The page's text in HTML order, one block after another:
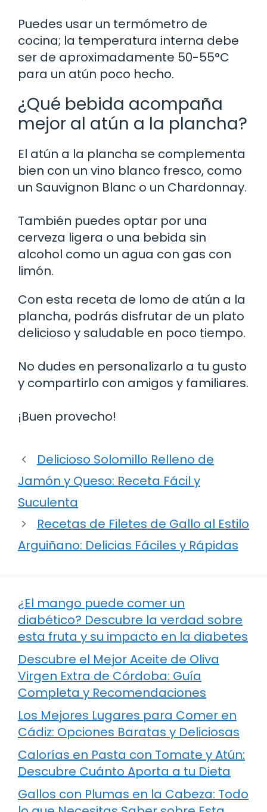
Puedes usar un termómetro de
cocina; la temperatura interna debe
ser de aproximadamente 50-55°C
para un atún poco hecho.
¿Qué bebida acompaña
mejor al atún a la plancha?
El atún a la plancha se complementa
bien con un vino blanco fresco, como
un Sauvignon Blanc o un Chardonnay.
También puedes optar por una
cerveza ligera o una bebida sin
alcohol como un agua con gas con
limón.
Con esta receta de lomo de atún a la
plancha, podrás disfrutar de un plato
delicioso y saludable en poco tiempo.
No dudes en personalizarlo a tu gusto
y compartirlo con amigos y familiares.
¡Buen provecho!
Delicioso Solomillo Relleno de
Jamón y Queso: Receta Fácil y
Suculenta
Recetas de Filetes de Gallo al Estilo
Arguiñano: Delicias Fáciles y Rápidas
¿El mango puede comer un
diabético? Descubre la verdad sobre
esta fruta y su impacto en la diabetes
Descubre el Mejor Aceite de Oliva
Virgen Extra de Córdoba: Guía
Completa y Recomendaciones
Los Mejores Lugares para Comer en
Cádiz: Opciones Baratas y Deliciosas
Calorías en Pasta con Tomate y Atún:
Descubre Cuánto Aporta a tu Dieta
Gallos con Plumas en la Cabeza: Todo